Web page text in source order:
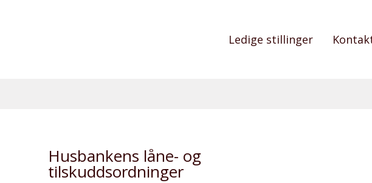
Ledige stillinger
Husbankens låne- og
tilskuddsordninger